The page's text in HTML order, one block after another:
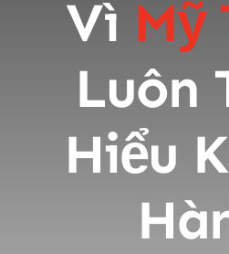
Vì Mỹ
Luôn
Hiểu